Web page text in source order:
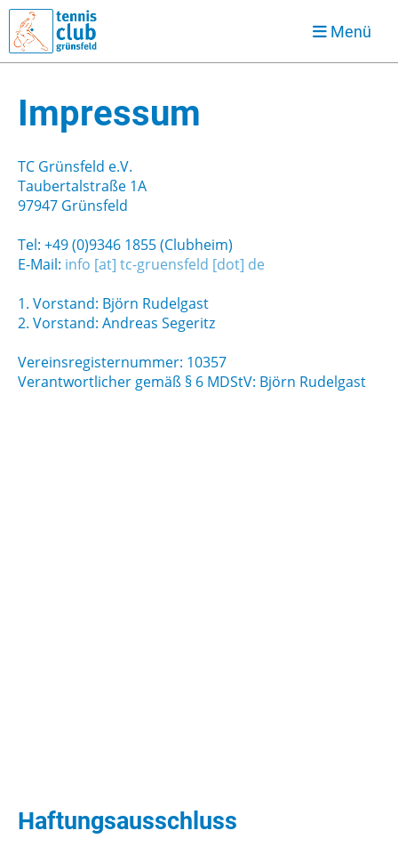
Menü
Impressum
TC Grünsfeld e.V.
Taubertalstraße 1A
97947 Grünsfeld
Tel: +49 (0)9346 1855 (Clubheim)
E-Mail: info [at] tc-gruensfeld [dot] de
1. Vorstand: Björn Rudelgast
2. Vorstand: Andreas Segeritz
Vereinsregisternummer: 10357
Verantwortlicher gemäß § 6 MDStV: Björn Rudelgast
Haftungsausschluss